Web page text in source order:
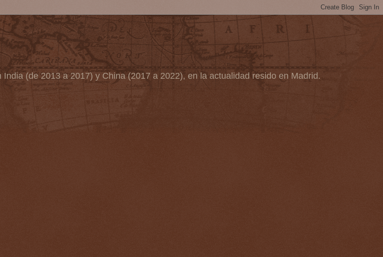
(de 2013 a 2017) y China (2017 a 2022), en la actualidad resido en Madrid.